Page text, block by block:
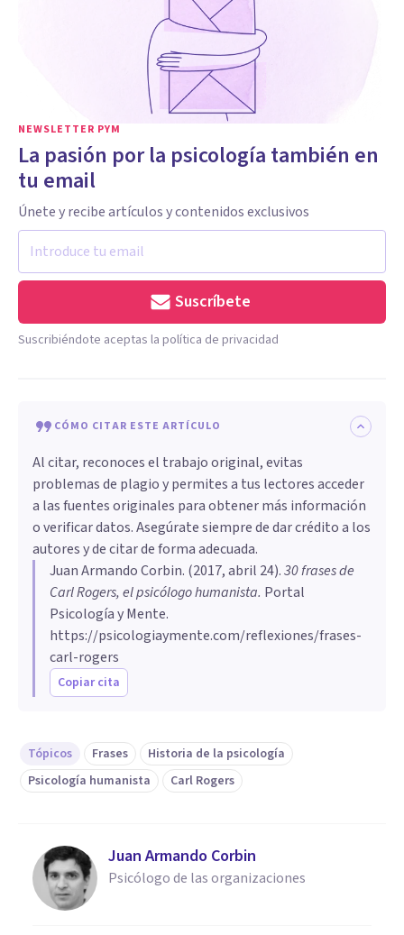
NEWSLETTER PYM
La pasión por la psicología también en
tu email
Únete y recibe artículos y contenidos exclusivos
Suscríbete
Suscribiéndote aceptas la política de privacidad
CÓMO CITAR ESTE ARTÍCULO
Al citar, reconoces el trabajo original, evitas
problemas de plagio y permites a tus lectores acceder
a las fuentes originales para obtener más información
o verificar datos. Asegúrate siempre de dar crédito a los
autores y de citar de forma adecuada.
Juan Armando Corbin. (2017, abril 24).30 frases de
Carl Rogers, el psicólogo humanista. Portal
Psicología y Mente.
https://psicologiaymente.com/reflexiones/frases-
carl-rogers
Copiar cita
Tópicos Frases
Historia de la psicología
Psicología humanista
Carl Rogers
Juan Armando Corbin
Psicólogo de las organizaciones